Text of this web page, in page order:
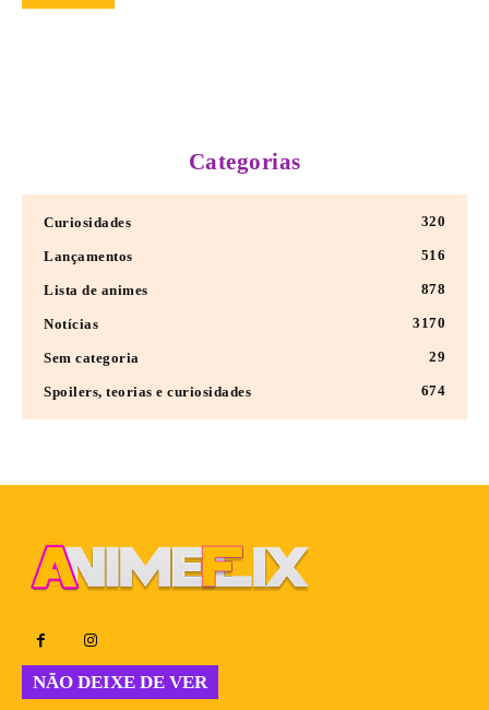
Categorias
Curiosidades 320
Lançamentos 516
Lista de animes 878
Notícias 3170
Sem categoria 29
Spoilers, teorias e curiosidades 674
NÃO DEIXE DE VER